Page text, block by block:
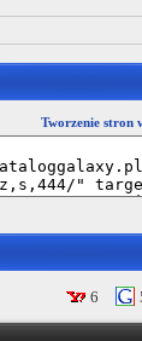
Tworzenie stron
6